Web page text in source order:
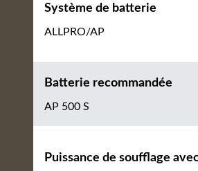
Système de batterie
ALLPRO/AP
Batterie recommandée
AP 500 S
Puissance de soufflage